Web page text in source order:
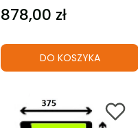
Cena
878,00 zł
DO KOSZYKA